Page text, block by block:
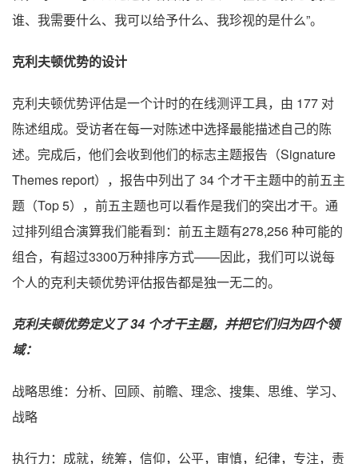
谁、我需要什么、我可以给予什么、我珍视的是什么”。
克利夫顿优势的设计
克利夫顿优势评估是一个计时的在线测评工具，由 177 对
陈述组成。受访者在每一对陈述中选择最能描述自己的陈
述。完成后，他们会收到他们的标志主题报告（Signature
Themes report），报告中列出了 34 个才干主题中的前五主
题（Top 5），前五主题也可以看作是我们的突出才干。通
过排列组合演算我们能看到：前五主题有278,256 种可能的
组合，有超过3300万种排序方式——因此，我们可以说每
个人的克利夫顿优势评估报告都是独一无二的。
克利夫顿优势定义了 34 个才干主题，并把它们归为四个领
域：
战略思维：分析、回顾、前瞻、理念、搜集、思维、学习、
战略
执行力：成就，统筹，信仰，公平，审慎，纪律，专注，责